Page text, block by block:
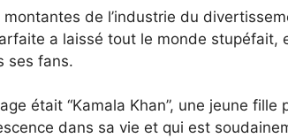
montantes de l’industrie du
a laissé tout le monde stupéfait,
ses fans.
était “Kamala Khan”, une jeune
dans sa vie et qui est